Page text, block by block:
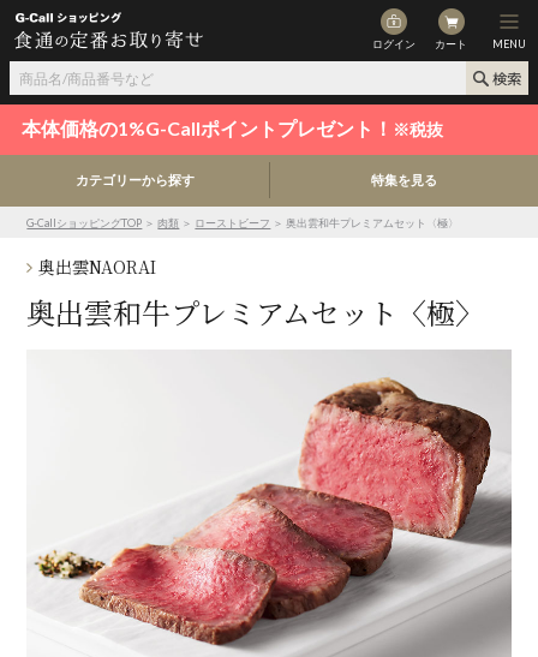
ログイン カート MENU
本体価格の1%G-Callポイントプレゼント！ ※税抜
カテゴリーから探す 特集を見る
G-CallショッピングTOP ＞肉類 ＞ ローストビーフ ＞ 奥出雲和牛プレミアムセット〈極〉
奥出雲NAORAI
奥出雲和牛プレミアムセット〈極〉